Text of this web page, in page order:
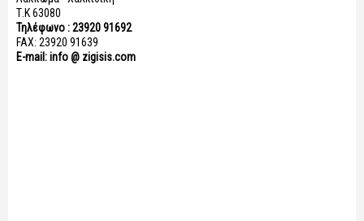
Τ.Κ 63080
Τηλέφωνο : 23920 91692
FAX: 23920 91639
E-mail: info @ zigisis.com